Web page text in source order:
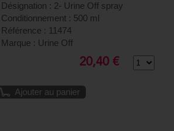
Désignation : 2- Urine Off spray
Conditionnement : 500 ml
Référence : 11474
Marque : Urine Off
20,40 €
Ajouter au panier